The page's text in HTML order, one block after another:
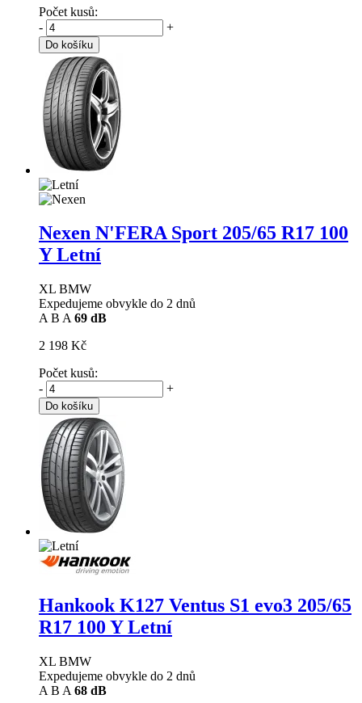
Počet kusů:
-
+
Do košíku
Nexen N'FERA Sport 205/65 R17 100
Y Letní
XL BMW
Expedujeme obvykle do 2 dnů
A B A 69 dB
2 198 Kč
Počet kusů:
-
+
Do košíku
Hankook K127 Ventus S1 evo3 205/65
R17 100 Y Letní
XL BMW
Expedujeme obvykle do 2 dnů
A B A 68 dB